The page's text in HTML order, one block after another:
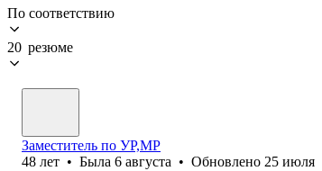
По соответствию
20 резюме
Заместитель по УР,МР
48 лет • Была 6 августа • Обновлено 25 июля